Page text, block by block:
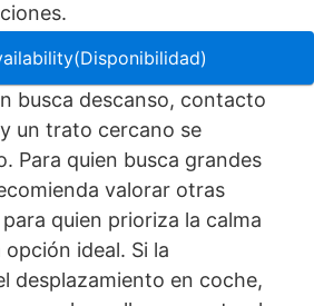
se beneficia más de este
busca descanso, contacto
un trato cercano se
Para quien busca grandes
valorar otras
quien prioriza la calma
ideal. Si la
desplazamiento en coche,